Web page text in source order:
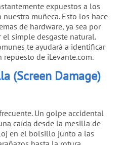
expuestos a los
muñeca. Esto los hace
de hardware, ya sea por
simple desgaste natural.
te ayudará a identificar
de iLevante.com.
(Screen Damage)
Un golpe accidental
caída desde la mesilla de
en el bolsillo junto a las